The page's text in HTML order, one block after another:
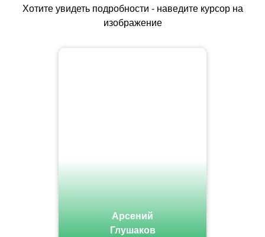
Хотите увидеть подробности - наведите курсор на
изображение
Арсений
Глушаков